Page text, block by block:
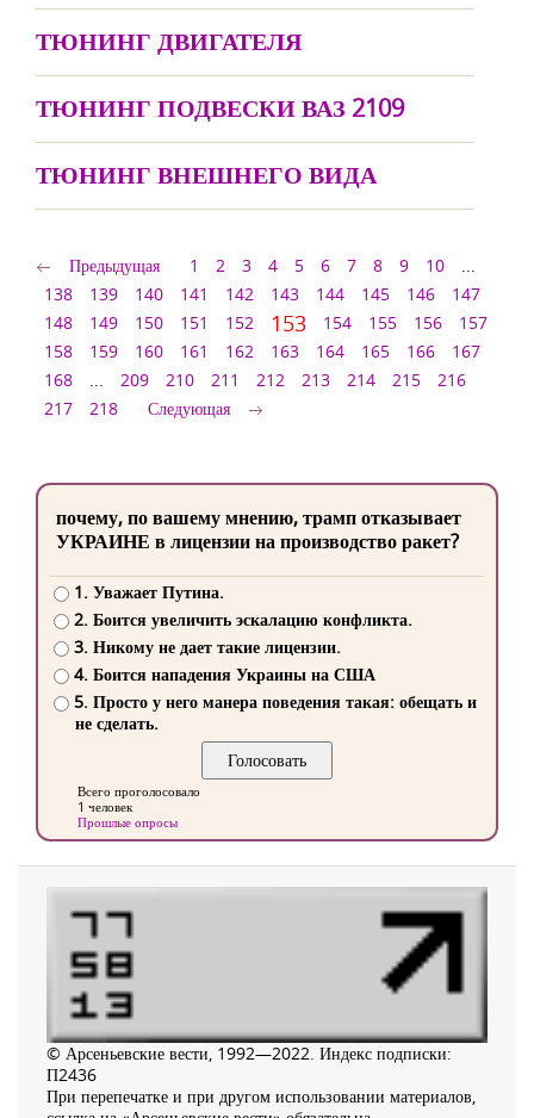
ТЮНИНГ ДВИГАТЕЛЯ
ТЮНИНГ ПОДВЕСКИ ВАЗ 2109
ТЮНИНГ ВНЕШНЕГО ВИДА
Предыдущая 1 2 3 4 5 6 7 8 9 10
...
138
139 140 141 142 143 144 145 146
147
148
149 150 151 152 153 154 155 156
157
158
159 160 161 162 163 164 165 166
167
168
... 209 210 211 212 213 214 215
216
217
218 Следующая
почему, по вашему мнению, трамп отказывает
УКРАИНЕ в лицензии на производство ракет?
1. Уважает Путина.
2. Боится увеличить эскалацию конфликта.
3. Никому не дает такие лицензии.
4. Боится нападения Украины на США
5. Просто у него манера поведения такая: обещать и
не сделать.
Всего проголосовало
1 человек
Прошлые опросы
© Арсеньевские вести, 1992—2022. Индекс подписки:
П2436
При перепечатке и при другом использовании материалов,